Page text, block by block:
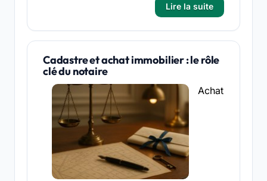
Lire la suite
Cadastre et achat immobilier : le rôle
clé du notaire
Achat